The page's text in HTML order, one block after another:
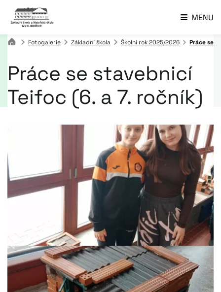
MENU
Fotogalerie Základní škola Školní rok 2025/2026 Práce se
Práce se stavebnicí
Teifoc (6. a 7. ročník)